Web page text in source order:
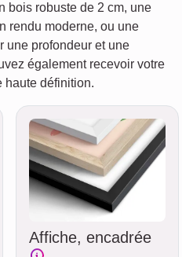
bois robuste de 2 cm, une
rendu moderne, ou une
une profondeur et une
également recevoir votre
haute définition.
Affiche, encadrée